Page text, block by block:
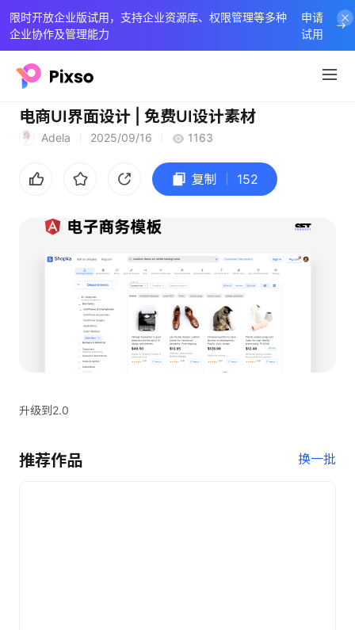
限时开放企业版试用，支持企业资源库、权限管理等多种
企业协作及管理能力
申请
试用
电商UI界面设计 | 免费UI设计素材
Adela 2025/09/16 1163
复制 152
升级到2.0
推荐作品 换一批